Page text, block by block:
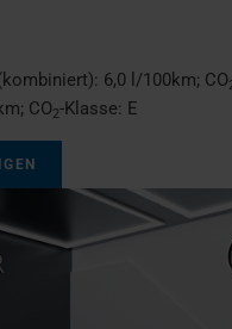
6,0 l/100km; CO
; CO2-Klasse: E